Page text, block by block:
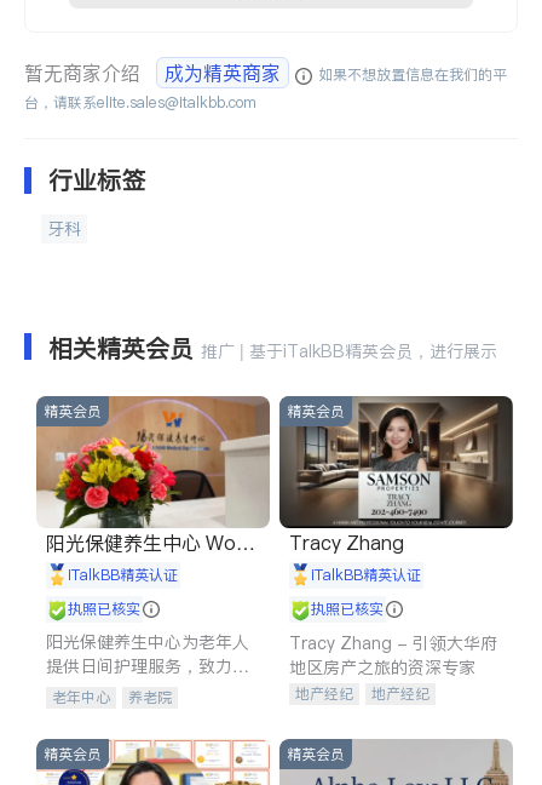
暂无商家介绍 成为精英商家
如果不想放置信息在我们的平
台，请联系elite.sales@italkbb.com
行业标签
牙科
相关精英会员 推广 | 基于iTalkBB精英会员，进行展示
精英会员
阳光保健养生中心 World
shine
iTalkBB精英认证
执照已核实
阳光保健养生中心为老年人
提供日间护理服务，致力于
通过持续的护理创新来有效
老年中心 养老院
精英会员
Tracy Zhang
iTalkBB精英认证
执照已核实
Tracy Zhang - 引领大华府
地区房产之旅的资深专家
地产经纪
地产经纪
商铺租售
精英会员 精英会员